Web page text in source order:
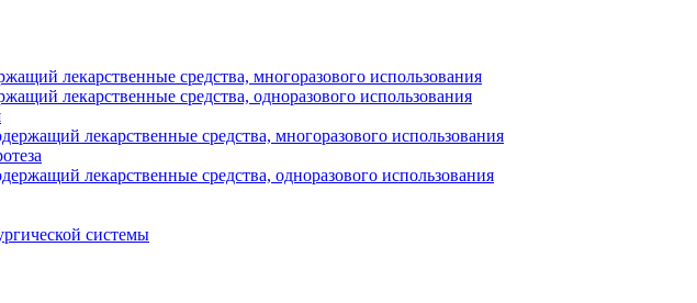
лекарственные средства, многоразового использования
лекарственные средства, одноразового использования
лекарственные средства, многоразового использования
лекарственные средства, одноразового использования
системы